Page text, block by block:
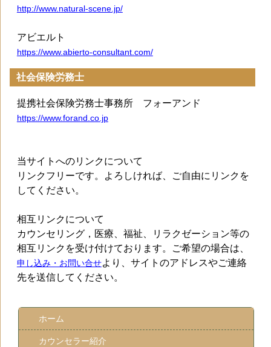
http://www.natural-scene.jp/
アビエルト
https://www.abierto-consultant.com/
社会保険労務士
提携社会保険労務士事務所 フォーアンド
https://www.forand.co.jp
当サイトへのリンクについて
リンクフリーです。よろしければ、ご自由にリンクを
してください。
相互リンクについて
カウンセリング，医療、福祉、リラクゼーション等の
相互リンクを受け付けております。ご希望の場合は、
申し込み・お問い合せより、サイトのアドレスやご連絡
先を送信してください。
ホーム
カウンセラー紹介